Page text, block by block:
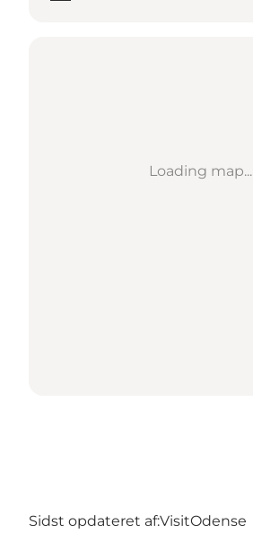
Loading map...
Sidst opdateret af:VisitOdense